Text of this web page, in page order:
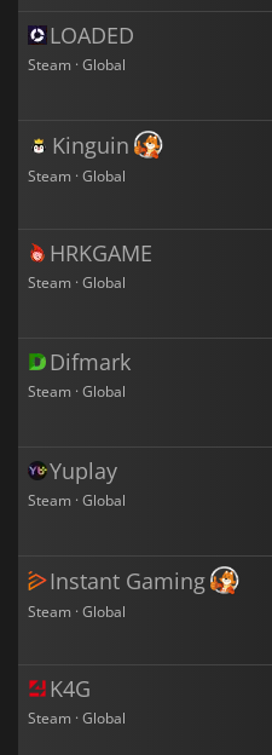
LOADED
Steam · Global
Kinguin
Steam · Global
HRKGAME
Steam · Global
Difmark
Steam · Global
Yuplay
Steam · Global
Instant Gaming
Steam · Global
K4G
Steam · Global